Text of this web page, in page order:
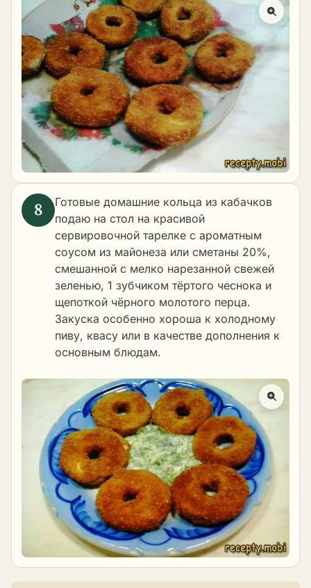
Готовые домашние кольца из кабачков
подаю на стол на красивой
сервировочной тарелке с ароматным
соусом из майонеза или сметаны 20%,
смешанной с мелко нарезанной свежей
зеленью, 1 зубчиком тёртого чеснока и
щепоткой чёрного молотого перца.
Закуска особенно хороша к холодному
пиву, квасу или в качестве дополнения к
основным блюдам.